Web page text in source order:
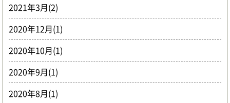
2021年3月(2)
2020年12月(1)
2020年10月(1)
2020年9月(1)
2020年8月(1)